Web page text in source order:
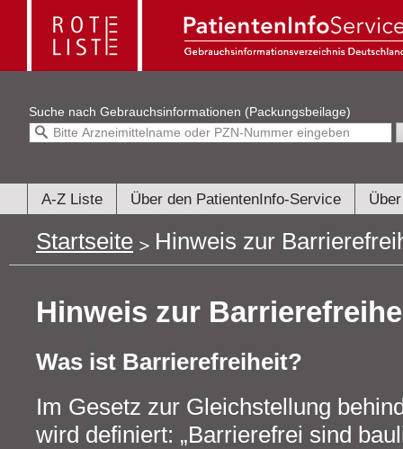
Suche nach Gebrauchsinformationen (Packungsbeilage)
A-Z Liste Über den PatientenInfo-Service
Startseite Hinweis zur
Hinweis zur
Was ist Barrierefreiheit?
Im Gesetz zur Gleichstellung
wird definiert: „Barrierefrei sind